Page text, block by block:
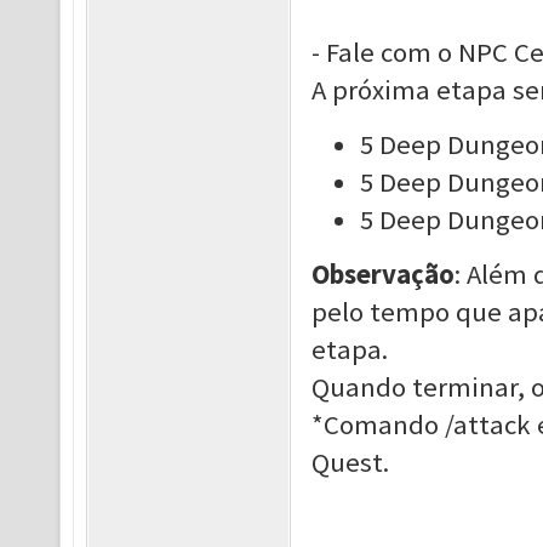
- Fale com o NPC
A próxima etapa
5 Deep
5 Deep
5 Deep
Observação: Além
pelo tempo que
etapa.
Quando terminar,
*Comando /attack
Quest.